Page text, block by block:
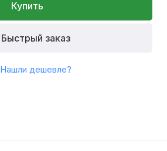
Купить
Быстрый заказ
Нашли дешевле?